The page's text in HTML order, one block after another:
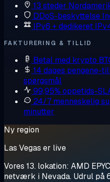
13 steder
DDoS-beskyttelse
IPv6 + dedikeret
FAKTURERING & TILLID
Betal med krypto
14 dages pengene-
spørgsmål
99,95% oppetids-
24/7 menneskelig
minutter
Ny region
Las Vegas er live
Vores 13. lokation: AMD
netværk i Nevada. Udrul på